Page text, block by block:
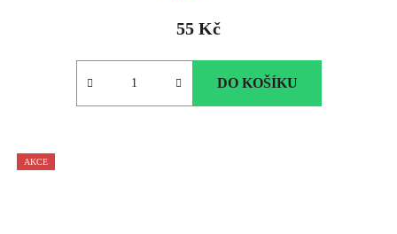
55 Kč
DO KOŠÍKU
AKCE